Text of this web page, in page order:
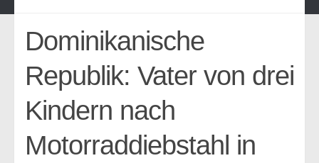
News
Land & Leute
Reportagen
lokale Rezepte
Informationen
Dominikanische
Republik: Vater von drei
Kindern nach
Motorraddiebstahl in